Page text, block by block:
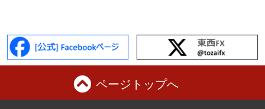
ページトップへ